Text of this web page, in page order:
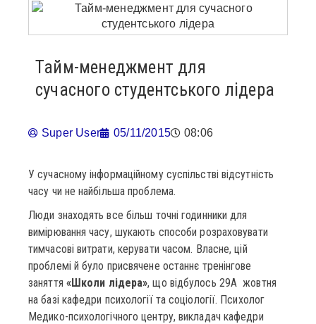
Тайм-менеджмент для
сучасного студентського лідера
Super User 05/11/2015 08:06
У сучасному інформаційному суспільстві відсутність
часу чи не найбільша проблема.
Люди знаходять все більш точні годинники для
вимірювання часу, шукають способи розраховувати
тимчасові витрати, керувати часом. Власне, цій
проблемі й було присвячене останнє тренінгове
заняття «Школи лідера», що відбулось 29A жовтня
на базі кафедри психології та соціології. Психолог
Медико-психологічного центру, викладач кафедри